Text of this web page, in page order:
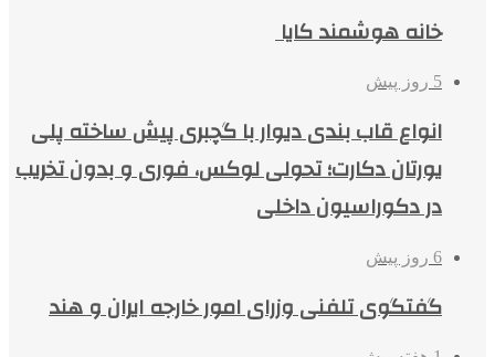
خانه هوشمند کایا
5 روز پیش
انواع قاب بندی دیوار با گچبری پیش ساخته پلی
یورتان دکارت؛ تحولی لوکس، فوری و بدون تخریب
در دکوراسیون داخلی
6 روز پیش
گفتگوی تلفنی وزرای امور خارجه ایران و هند